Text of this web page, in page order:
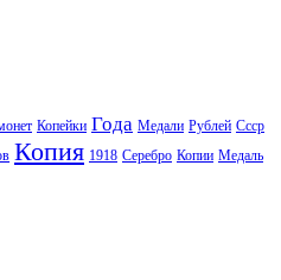
Копейки Года Медали Рублей Ссср
Копия 1918 Серебро Копии Медаль